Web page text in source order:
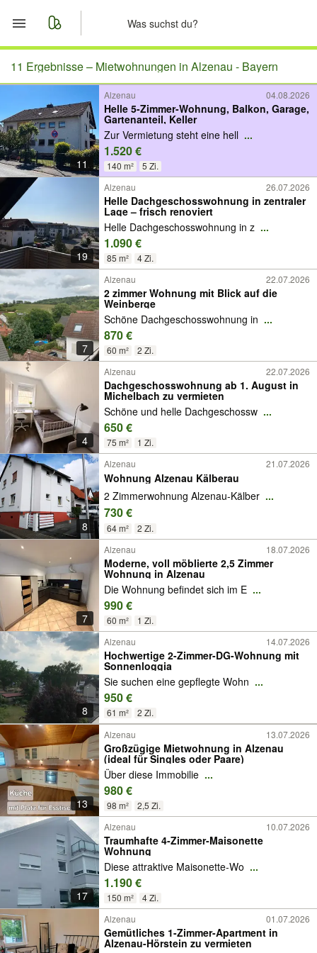
Start
Merkliste
Nachrichten
Anzeige aufgeben
11 Ergebnisse – Mietwohnungen in Alzenau - Bayern
11
Alzenau 04.08.2026
Helle 5-Zimmer-Wohnung, Balkon, Garage,
Gartenanteil, Keller
Zur Vermietung steht eine hell ...
1.520 €
140 m² 5 Zi.
19
Alzenau 26.07.2026
Helle Dachgeschosswohnung in zentraler
Lage – frisch renoviert
Helle Dachgeschosswohnung in z ...
1.090 €
85 m² 4 Zi.
7
Alzenau 22.07.2026
2 zimmer Wohnung mit Blick auf die
Weinberge
Schöne Dachgeschosswohnung in ...
870 €
60 m² 2 Zi.
4
Alzenau 22.07.2026
Dachgeschosswohnung ab 1. August in
Michelbach zu vermieten
Schöne und helle Dachgeschossw ...
650 €
75 m² 1 Zi.
8
Alzenau 21.07.2026
Wohnung Alzenau Kälberau
2 Zimmerwohnung Alzenau-Kälber ...
730 €
64 m² 2 Zi.
7
Alzenau 18.07.2026
Moderne, voll möblierte 2,5 Zimmer
Wohnung in Alzenau
Die Wohnung befindet sich im E ...
990 €
60 m² 1 Zi.
8
Alzenau 14.07.2026
Hochwertige 2-Zimmer-DG-Wohnung mit
Sonnenloggia
Sie suchen eine gepflegte Wohn ...
950 €
61 m² 2 Zi.
13
Alzenau 13.07.2026
Großzügige Mietwohnung in Alzenau
(ideal für Singles oder Paare)
Über diese Immobilie ...
980 €
98 m² 2,5 Zi.
17
Alzenau 10.07.2026
Traumhafte 4-Zimmer-Maisonette
Wohnung
Diese attraktive Maisonette-Wo ...
1.190 €
150 m²
4 Zi.
Alzenau
01.07.2026
Gemütliches 1-Zimmer-Apartment in
Alzenau-Hörstein zu vermieten